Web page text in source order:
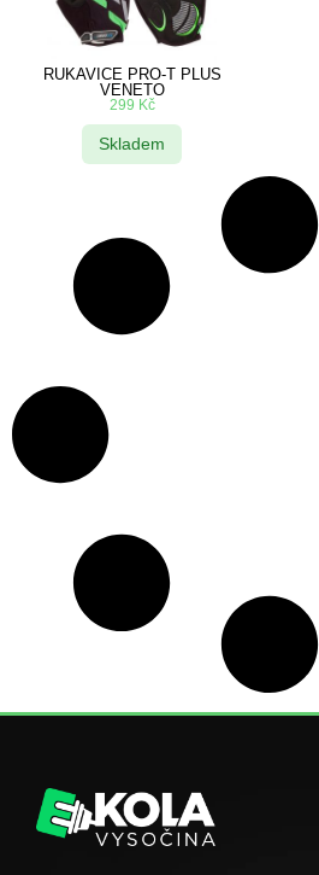
RUKAVICE PRO-T PLUS
VENETO
299 Kč
Skladem